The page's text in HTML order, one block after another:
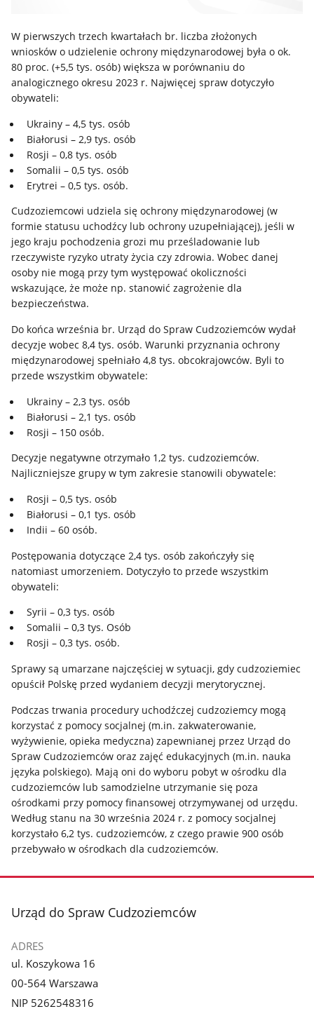
W pierwszych trzech kwartałach br. liczba złożonych
wniosków o udzielenie ochrony międzynarodowej była o ok.
80 proc. (+5,5 tys. osób) większa w porównaniu do
analogicznego okresu 2023 r. Najwięcej spraw dotyczyło
obywateli:
Ukrainy – 4,5 tys. osób
Białorusi – 2,9 tys. osób
Rosji – 0,8 tys. osób
Somalii – 0,5 tys. osób
Erytrei – 0,5 tys. osób.
Cudzoziemcowi udziela się ochrony międzynarodowej (w
formie statusu uchodźcy lub ochrony uzupełniającej), jeśli w
jego kraju pochodzenia grozi mu prześladowanie lub
rzeczywiste ryzyko utraty życia czy zdrowia. Wobec danej
osoby nie mogą przy tym występować okoliczności
wskazujące, że może np. stanowić zagrożenie dla
bezpieczeństwa.
Do końca września br. Urząd do Spraw Cudzoziemców wydał
decyzje wobec 8,4 tys. osób. Warunki przyznania ochrony
międzynarodowej spełniało 4,8 tys. obcokrajowców. Byli to
przede wszystkim obywatele:
Ukrainy – 2,3 tys. osób
Białorusi – 2,1 tys. osób
Rosji – 150 osób.
Decyzje negatywne otrzymało 1,2 tys. cudzoziemców.
Najliczniejsze grupy w tym zakresie stanowili obywatele:
Rosji – 0,5 tys. osób
Białorusi – 0,1 tys. osób
Indii – 60 osób.
Postępowania dotyczące 2,4 tys. osób zakończyły się
natomiast umorzeniem. Dotyczyło to przede wszystkim
obywateli:
Syrii – 0,3 tys. osób
Somalii – 0,3 tys. Osób
Rosji – 0,3 tys. osób.
Sprawy są umarzane najczęściej w sytuacji, gdy cudzoziemiec
opuścił Polskę przed wydaniem decyzji merytorycznej.
Podczas trwania procedury uchodźczej cudzoziemcy mogą
korzystać z pomocy socjalnej (m.in. zakwaterowanie,
wyżywienie, opieka medyczna) zapewnianej przez Urząd do
Spraw Cudzoziemców oraz zajęć edukacyjnych (m.in. nauka
języka polskiego). Mają oni do wyboru pobyt w ośrodku dla
cudzoziemców lub samodzielne utrzymanie się poza
ośrodkami przy pomocy finansowej otrzymywanej od urzędu.
Według stanu na 30 września 2024 r. z pomocy socjalnej
korzystało 6,2 tys. cudzoziemców, z czego prawie 900 osób
przebywało w ośrodkach dla cudzoziemców.
stopka
Urząd do Spraw Cudzoziemców
ADRES
ul. Koszykowa 16
00-564 Warszawa
NIP 5262548316